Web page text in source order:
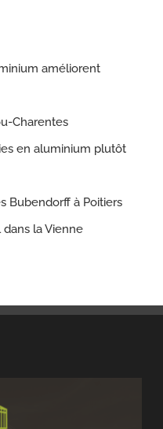
améliorent
Charentes
en aluminium plutôt
Bubendorff à Poitiers
la Vienne